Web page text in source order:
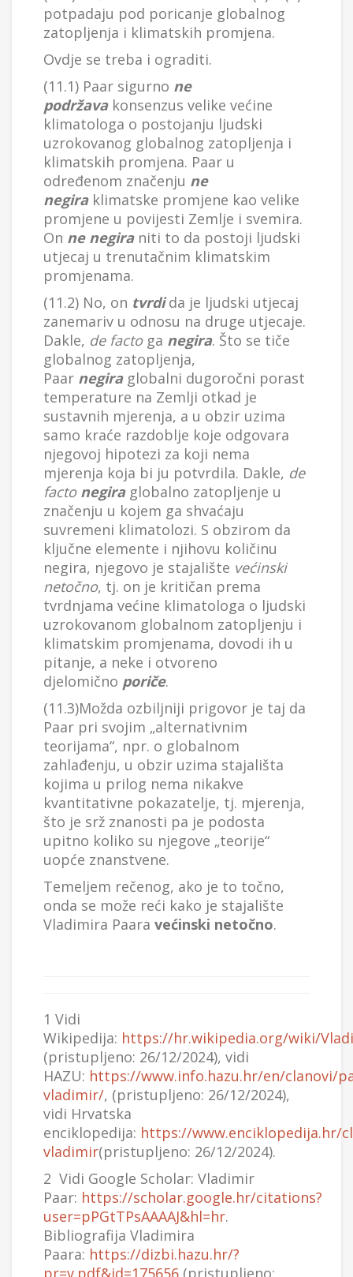
potpadaju pod poricanje globalnog
zatopljenja i klimatskih promjena.
Ovdje se treba i ograditi.
(11.1) Paar sigurno ne
podržavakonsenzus velike većine
klimatologa o postojanju ljudski
uzrokovanog globalnog zatopljenja i
klimatskih promjena. Paar u
određenom značenju ne
negiraklimatske promjene kao velike
promjene u povijesti Zemlje i svemira.
On ne negiraniti to da postoji ljudski
utjecaj u trenutačnim klimatskim
promjenama.
(11.2) No, on tvrdida je ljudski utjecaj
zanemariv u odnosu na druge utjecaje.
Dakle, de factoga negira. Što se tiče
globalnog zatopljenja,
Paar negiraglobalni dugoročni porast
temperature na Zemlji otkad je
sustavnih mjerenja, a u obzir uzima
samo kraće razdoblje koje odgovara
njegovoj hipotezi za koji nema
mjerenja koja bi ju potvrdila. Dakle, de
facto negiraglobalno zatopljenje u
značenju u kojem ga shvaćaju
suvremeni klimatolozi. S obzirom da
ključne elemente i njihovu količinu
negira, njegovo je stajalište većinski
netočno, tj. on je kritičan prema
tvrdnjama većine klimatologa o ljudski
uzrokovanom globalnom zatopljenju i
klimatskim promjenama, dovodi ih u
pitanje, a neke i otvoreno
djelomično poriče.
(11.3)Možda ozbiljniji prigovor je taj da
Paar pri svojim „alternativnim
teorijama“, npr. o globalnom
zahlađenju, u obzir uzima stajališta
kojima u prilog nema nikakve
kvantitativne pokazatelje, tj. mjerenja,
što je srž znanosti pa je podosta
upitno koliko su njegove „teorije“
uopće znanstvene.
Temeljem rečenog, ako je to točno,
onda se može reći kako je stajalište
Vladimira Paara većinski netočno.
1 Vidi
Wikipedija: https://hr.wikipedia.org/wiki/
(pristupljeno: 26/12/2024), vidi
HAZU: https://www.info.hazu.hr/en/clanovi/
vladimir/, (pristupljeno: 26/12/2024),
vidi Hrvatska
enciklopedija: https://www.enciklopedija.hr/
vladimir(pristupljeno: 26/12/2024).
2 Vidi Google Scholar: Vladimir
Paar: https://scholar.google.hr/citations?
user=pPGtTPsAAAAJ&hl=hr.
Bibliografija Vladimira
Paara: https://dizbi.hazu.hr/?
pr=v.pdf&id=175656 (pristupljeno: